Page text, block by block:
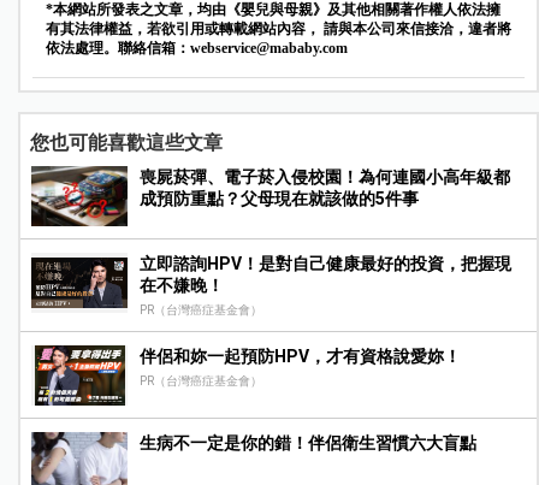
*本網站所發表之文章，均由《嬰兒與母親》及其他相關著作權人依法擁
有其法律權益，若欲引用或轉載網站內容， 請與本公司來信接洽，違者將
依法處理。聯絡信箱： webservice@mababy.com
您也可能喜歡這些文章
喪屍菸彈、電子菸入侵校園！為何連國小高年級都
成預防重點？父母現在就該做的5件事
立即諮詢HPV！是對自己健康最好的投資，把握現
在不嫌晚！
PR（台灣癌症基金會）
伴侶和妳一起預防HPV，才有資格說愛妳！
PR（台灣癌症基金會）
生病不一定是你的錯！伴侶衛生習慣六大盲點